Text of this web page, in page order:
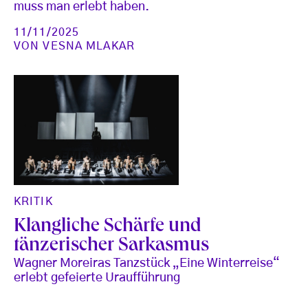
muss man erlebt haben.
11/11/2025
VONVESNA MLAKAR
KRITIK
Klangliche Schärfe und
tänzerischer Sarkasmus
Wagner Moreiras Tanzstück „Eine Winterreise“
erlebt gefeierte Uraufführung